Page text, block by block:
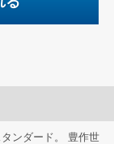
ンダード。 豊作世